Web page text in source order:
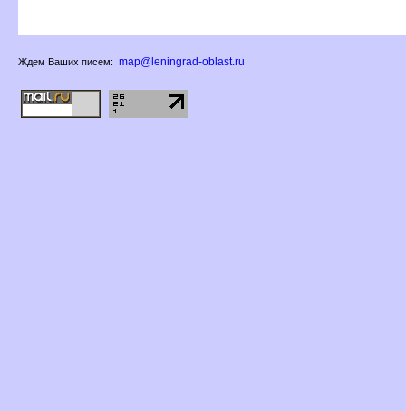
Ждем Ваших писем: map@leningrad-oblast.ru